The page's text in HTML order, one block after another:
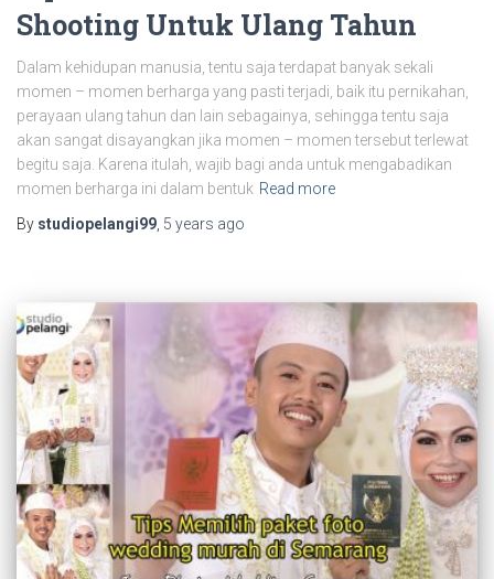
Shooting Untuk Ulang Tahun
Dalam kehidupan manusia, tentu saja terdapat banyak sekali
momen – momen berharga yang pasti terjadi, baik itu pernikahan,
perayaan ulang tahun dan lain sebagainya, sehingga tentu saja
akan sangat disayangkan jika momen – momen tersebut terlewat
begitu saja. Karena itulah, wajib bagi anda untuk mengabadikan
momen berharga ini dalam bentuk Read more
By studiopelangi99, 5 years ago